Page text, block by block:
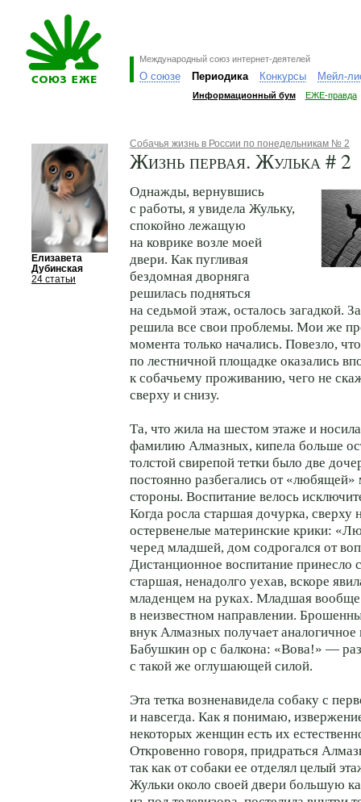
Международный союз интернет-деятелей
О союзе Периодика Конкурсы Мейл-
Информационный бум ЕЖЕ-правда
Елизавета
Дубинская
24 статьи
Собачья жизнь в России по понедельникам № 2
Жизнь первая. Жулька # 2
Однажды, вернувшись
с работы, я увидела Жульку,
спокойно лежащую
на коврике возле моей
двери. Как пугливая
бездомная дворняга
решилась подняться
на седьмой этаж, осталось загадкой.
решила все свои проблемы. Мои же
момента только начались. Повезло,
по лестничной площадке оказались
к собачьему проживанию, чего не
сверху и снизу.
Та, что жила на шестом этаже и
фамилию Алмазных, кипела больше
толстой свирепой тетки было две
постоянно разбегались от
стороны. Воспитание велось
Когда росла старшая дочурка, сверху
остервенелые материнские крики:
черед младшей, дом содрогался от
Дистанционное воспитание принесло
старшая, ненадолго уехав, вскоре
младенцем на руках. Младшая вообще
в неизвестном направлении.
внук Алмазных получает аналогичное
Бабушкин ор с балкона: «Вова!» —
с такой же оглушающей силой.
Эта тетка возненавидела собаку с
и навсегда. Как я понимаю,
некоторых женщин есть их
Откровенно говоря, придраться
так как от собаки ее отделял целый
Жульки около своей двери большую